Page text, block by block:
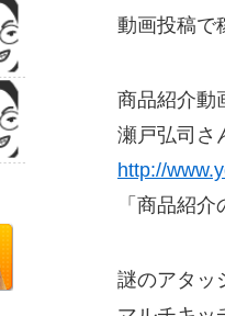
動画投稿で
商品紹介動
瀬戸弘司さ
http://
「商品紹
謎のアタッ